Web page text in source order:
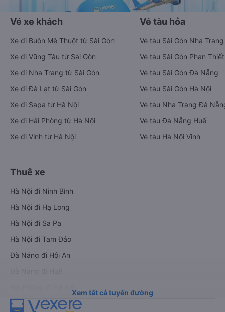
Vé xe khách
Xe đi Buôn Mê Thuột từ Sài Gòn
Xe đi Vũng Tàu từ Sài Gòn
Xe đi Nha Trang từ Sài Gòn
Xe đi Đà Lạt từ Sài Gòn
Xe đi Sapa từ Hà Nội
Xe đi Hải Phòng từ Hà Nội
Xe đi Vinh từ Hà Nội
Vé tàu hỏa
Vé tàu Sài Gòn Nha Trang
Vé tàu Sài Gòn Phan Thiết
Vé tàu Sài Gòn Đà Nẵng
Vé tàu Sài Gòn Hà Nội
Vé tàu Nha Trang Đà
Vé tàu Đà Nẵng Huế
Vé tàu Hà Nội Vinh
Thuê xe
Hà Nội đi Ninh Bình
Hà Nội đi Hạ Long
Hà Nội đi Sa Pa
Hà Nội đi Tam Đảo
Đà Nẵng đi Hội An
Xem tất cả tuyến đường